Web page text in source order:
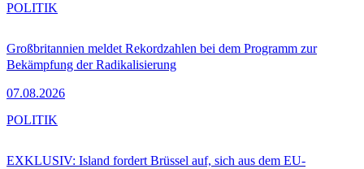
Großbritannien meldet Rekordzahlen bei dem Programm zur
Bekämpfung der Radikalisierung
07.08.2026
POLITIK
EXKLUSIV: Island fordert Brüssel auf, sich aus dem EU-
POLITIK